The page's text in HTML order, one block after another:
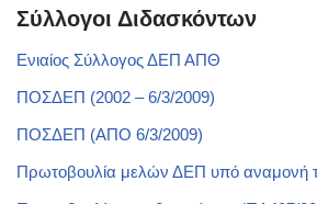
Σύλλογοι Διδασκόντων
Ενιαίος Σύλλογος ΔΕΠ ΑΠΘ
ΠΟΣΔΕΠ (2002 – 6/3/2009)
ΠΟΣΔΕΠ (ΑΠΟ 6/3/2009)
Πρωτοβουλία μελών ΔΕΠ υπό αναμονή